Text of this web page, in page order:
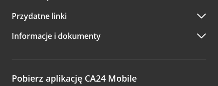
Przydatne linki
Informacje i dokumenty
Pobierz aplikację CA24 Mobile